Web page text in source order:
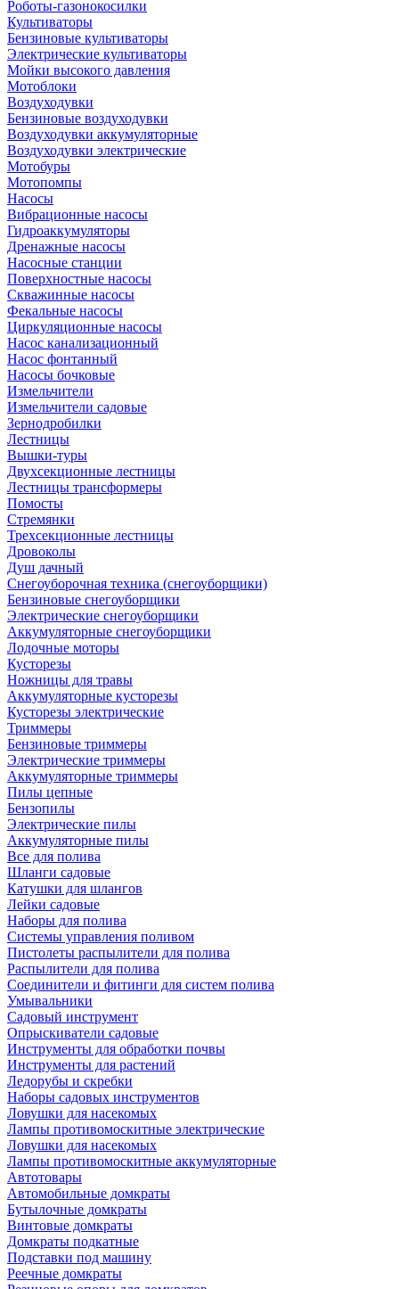
Роботы-газонокосилки
Культиваторы
Бензиновые культиваторы
Электрические культиваторы
Мойки высокого давления
Мотоблоки
Воздуходувки
Бензиновые воздуходувки
Воздуходувки аккумуляторные
Воздуходувки электрические
Мотобуры
Мотопомпы
Насосы
Вибрационные насосы
Гидроаккумуляторы
Дренажные насосы
Насосные станции
Поверхностные насосы
Скважинные насосы
Фекальные насосы
Циркуляционные насосы
Насос канализационный
Насос фонтанный
Насосы бочковые
Измельчители
Измельчители садовые
Зернодробилки
Лестницы
Вышки-туры
Двухсекционные лестницы
Лестницы трансформеры
Помосты
Стремянки
Трехсекционные лестницы
Дровоколы
Душ дачный
Снегоуборочная техника (снегоуборщики)
Бензиновые снегоуборщики
Электрические снегоуборщики
Аккумуляторные снегоуборщики
Лодочные моторы
Кусторезы
Ножницы для травы
Аккумуляторные кусторезы
Кусторезы электрические
Триммеры
Бензиновые триммеры
Электрические триммеры
Аккумуляторные триммеры
Пилы цепные
Бензопилы
Электрические пилы
Аккумуляторные пилы
Все для полива
Шланги садовые
Катушки для шлангов
Лейки садовые
Наборы для полива
Системы управления поливом
Пистолеты распылители для полива
Распылители для полива
Соединители и фитинги для систем полива
Умывальники
Садовый инструмент
Опрыскиватели садовые
Инструменты для обработки почвы
Инструменты для растений
Ледорубы и скребки
Наборы садовых инструментов
Ловушки для насекомых
Лампы противомоскитные электрические
Ловушки для насекомых
Лампы противомоскитные аккумуляторные
Автотовары
Автомобильные домкраты
Бутылочные домкраты
Винтовые домкраты
Домкраты подкатные
Подставки под машину
Реечные домкраты